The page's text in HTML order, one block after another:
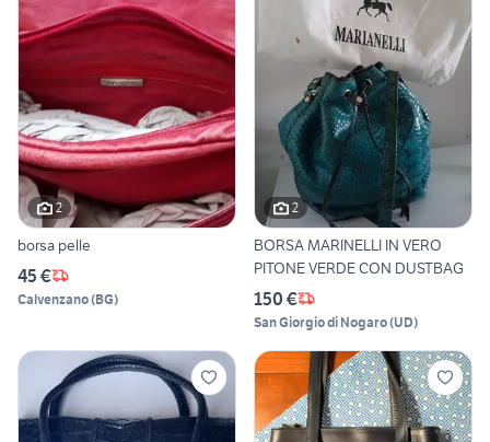
2
borsa pelle
45 €
Calvenzano(BG)
2
BORSA MARINELLI IN VERO
PITONE VERDE CON DUSTBAG
150 €
San Giorgio di Nogaro(UD)